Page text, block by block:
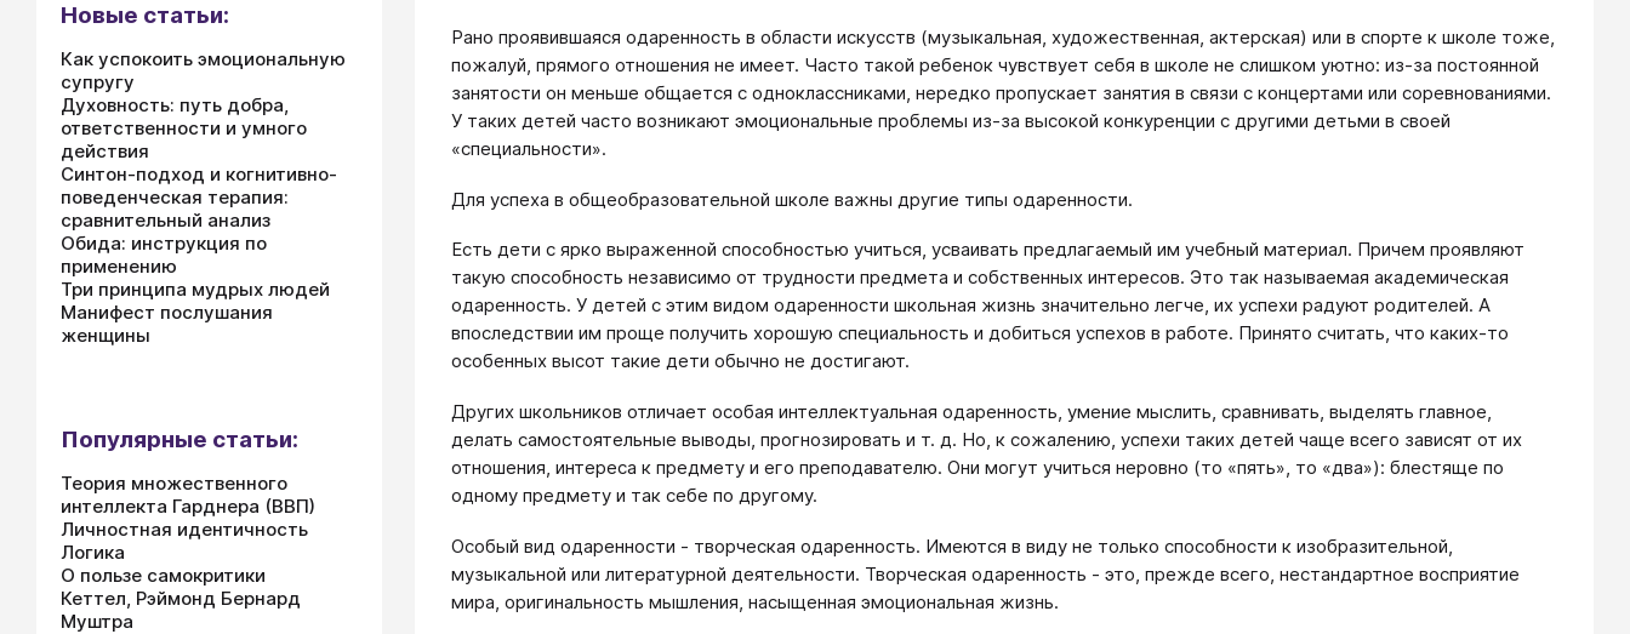
Рано проявившаяся одаренность в области искусств (музыкальная, художественная, актерская) или в спорте к школе тоже,
пожалуй, прямого отношения не имеет. Часто такой ребенок чувствует себя в школе не слишком уютно: из-за постоянной
занятости он меньше общается с одноклассниками, нередко пропускает занятия в связи с концертами или соревнованиями.
У таких детей часто возникают эмоциональные проблемы из-за высокой конкуренции с другими детьми в своей
«специальности».
Для успеха в общеобразовательной школе важны другие типы одаренности.
Есть дети с ярко выраженной способностью учиться, усваивать предлагаемый им учебный материал. Причем проявляют
такую способность независимо от трудности предмета и собственных интересов. Это так называемая академическая
одаренность. У детей с этим видом одаренности школьная жизнь значительно легче, их успехи радуют родителей. А
впоследствии им проще получить хорошую специальность и добиться успехов в работе. Принято считать, что каких-то
особенных высот такие дети обычно не достигают.
Других школьников отличает особая интеллектуальная одаренность, умение мыслить, сравнивать, выделять главное,
делать самостоятельные выводы, прогнозировать и т. д. Но, к сожалению, успехи таких детей чаще всего зависят от их
отношения, интереса к предмету и его преподавателю. Они могут учиться неровно (то «пять», то «два»): блестяще по
одному предмету и так себе по другому.
Особый вид одаренности - творческая одаренность. Имеются в виду не только способности к изобразительной,
музыкальной или литературной деятельности. Творческая одаренность - это, прежде всего, нестандартное восприятие
мира, оригинальность мышления, насыщенная эмоциональная жизнь.
Новые статьи:
Как успокоить эмоциональную
супругу
Духовность: путь добра,
ответственности и умного
действия
Синтон-подход и когнитивно-
поведенческая терапия:
сравнительный анализ
Обида: инструкция по
применению
Три принципа мудрых людей
Манифест послушания
женщины
Популярные статьи:
Теория множественного
интеллекта Гарднера (ВВП)
Личностная идентичность
Логика
О пользе самокритики
Кеттел, Рэймонд Бернард
Муштра